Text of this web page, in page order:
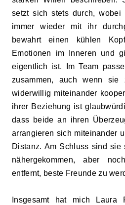
setztsich stets durch, wobei
immer wieder mit ihr
bewahrt einen kühlen
Emotionen im Inneren und
eigentlich ist. Im Team
zusammen, auch wenn
widerwillig miteinander
ihrer Beziehung ist
dass beide an ihren
arrangieren sich miteinander
Distanz. Am Schluss sind
nähergekommen, aber
entfernt, beste Freunde zu
Insgesamt hat mich